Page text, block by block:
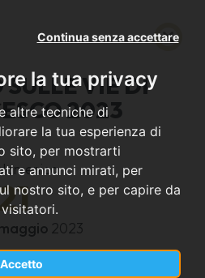
la tua privacy
altre tecniche di
la tua esperienza di
sito, per mostrarti
e annunci mirati, per
nostro sito, e per capire da
Accetto
Continua senza accettare
VIE DI
2023
2023